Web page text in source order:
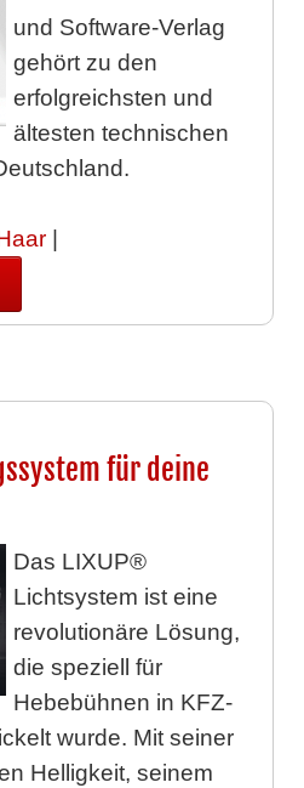
und Software-Verlag
gehört zu den
erfolgreichsten und
ältesten technischen
|
für deine
Das LIXUP®
Lichtsystem ist eine
revolutionäre Lösung,
die speziell für
Hebebühnen in KFZ-
wurde. Mit seiner
Helligkeit, seinem